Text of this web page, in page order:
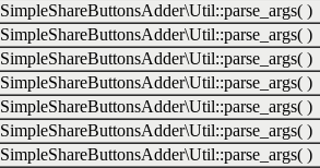
SimpleShareButtonsAdder\Util::parse_args( )
SimpleShareButtonsAdder\Util::parse_args( )
SimpleShareButtonsAdder\Util::parse_args( )
SimpleShareButtonsAdder\Util::parse_args( )
SimpleShareButtonsAdder\Util::parse_args( )
SimpleShareButtonsAdder\Util::parse_args( )
SimpleShareButtonsAdder\Util::parse_args( )